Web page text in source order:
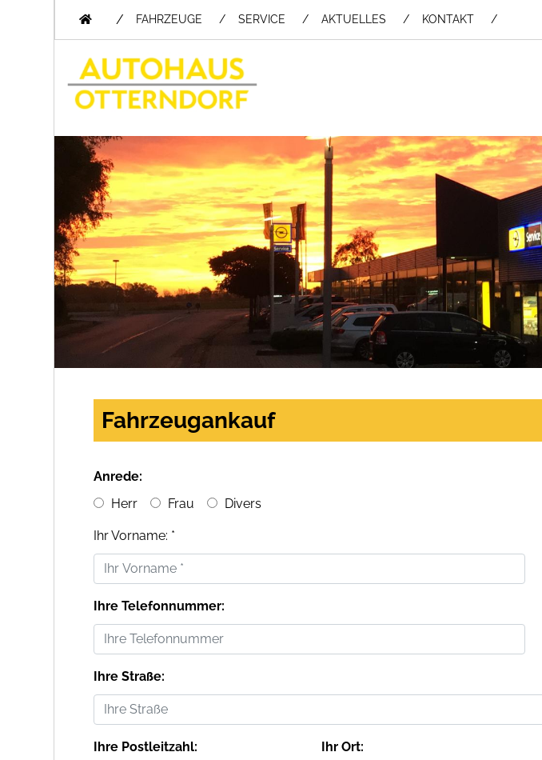
/ FAHRZEUGE SERVICE AKTUELLES KONTAKT
Fahrzeugankauf
Anrede:
Herr
Frau Divers
Ihr Vorname: *
Ihre Telefonnummer:
Ihre Straße:
Ihre Postleitzahl: Ihr Ort: